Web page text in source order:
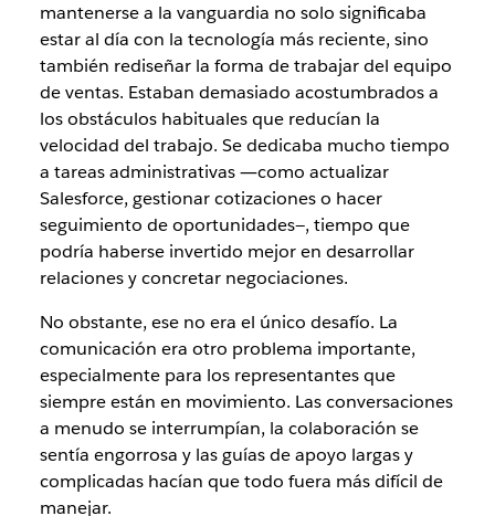
mantenerse a la vanguardia no solo significaba
estar al día con la tecnología más reciente, sino
también rediseñar la forma de trabajar del equipo
de ventas. Estaban demasiado acostumbrados a
los obstáculos habituales que reducían la
velocidad del trabajo. Se dedicaba mucho tiempo
a tareas administrativas ―como actualizar
Salesforce, gestionar cotizaciones o hacer
seguimiento de oportunidades—, tiempo que
podría haberse invertido mejor en desarrollar
relaciones y concretar negociaciones.
No obstante, ese no era el único desafío. La
comunicación era otro problema importante,
especialmente para los representantes que
siempre están en movimiento. Las conversaciones
a menudo se interrumpían, la colaboración se
sentía engorrosa y las guías de apoyo largas y
complicadas hacían que todo fuera más difícil de
manejar.